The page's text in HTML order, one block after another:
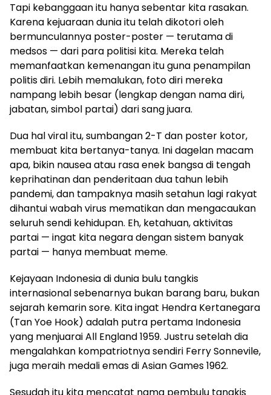
Tapi kebanggaan itu hanya sebentar kita rasakan.
Karena kejuaraan dunia itu telah dikotori oleh
bermunculannya poster-poster — terutama di
medsos — dari para politisi kita. Mereka telah
memanfaatkan kemenangan itu guna penampilan
politis diri. Lebih memalukan, foto diri mereka
nampang lebih besar (lengkap dengan nama diri,
jabatan, simbol partai) dari sang juara.
Dua hal viral itu, sumbangan 2-T dan poster kotor,
membuat kita bertanya-tanya. Ini dagelan macam
apa, bikin nausea atau rasa enek bangsa di tengah
keprihatinan dan penderitaan dua tahun lebih
pandemi, dan tampaknya masih setahun lagi rakyat
dihantui wabah virus mematikan dan mengacaukan
seluruh sendi kehidupan. Eh, ketahuan, aktivitas
partai — ingat kita negara dengan sistem banyak
partai — hanya membuat meme.
Kejayaan Indonesia di dunia bulu tangkis
internasional sebenarnya bukan barang baru, bukan
sejarah kemarin sore. Kita ingat Hendra Kertanegara
(Tan Yoe Hook) adalah putra pertama Indonesia
yang menjuarai All England 1959. Justru setelah dia
mengalahkan kompatriotnya sendiri Ferry Sonnevile,
juga meraih medali emas di Asian Games 1962.